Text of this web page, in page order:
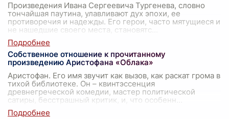
Произведения Ивана Сергеевича Тургенева, словно
тончайшая паутина, улавливают дух эпохи, ее
противоречия и надежды. Его герои, часто мятущиеся и
не нашедшие своего места, становятс
Собственное отношение к прочитанному
произведению Аристофана «Облака»
Аристофан. Его имя звучит как вызов, как раскат грома в
тихой библиотеке. Он – квинтэссенция
древнегреческой комедии, мастер политической
сатиры, бесстрашный критик, и, что особенн